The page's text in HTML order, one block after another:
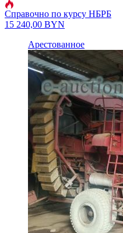
Справочно по курсу НБРБ
15 240,00 BYN
Арестованное